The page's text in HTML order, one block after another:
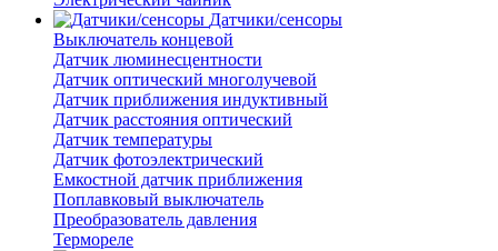
Датчики/сенсоры
Выключатель концевой
Датчик люминесцентности
Датчик оптический многолучевой
Датчик приближения индуктивный
Датчик расстояния оптический
Датчик температуры
Датчик фотоэлектрический
Емкостной датчик приближения
Поплавковый выключатель
Преобразователь давления
Термореле